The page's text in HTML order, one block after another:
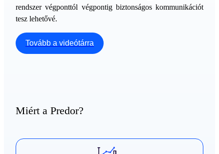
rendszer végponttól végpontig biztonságos kommunikációt
tesz lehetővé.
Tovább a videótárra
Miért a Predor?